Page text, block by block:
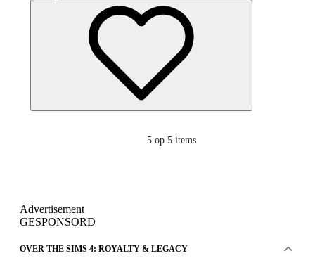
5 op 5 items
Advertisement
GESPONSORD
OVER THE SIMS 4: ROYALTY & LEGACY